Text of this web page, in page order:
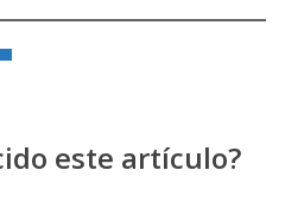
este artículo?